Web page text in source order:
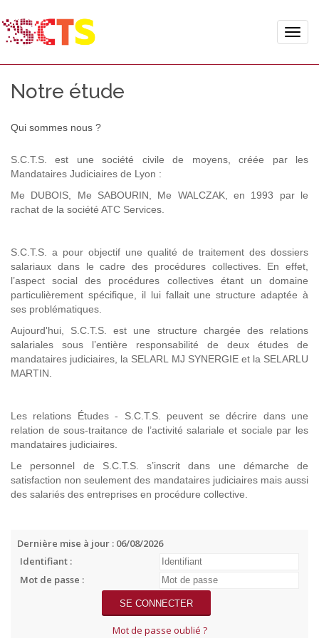
Toggle
Notre étude
Qui sommes nous ?
S.C.T.S. est une société civile de moyens, créée par les
Mandataires Judiciaires de Lyon :
Me DUBOIS, Me SABOURIN, Me WALCZAK, en 1993 par le
rachat de la société ATC Services.
S.C.T.S. a pour objectif une qualité de traitement des dossiers
salariaux dans le cadre des procédures collectives. En effet,
l’aspect social des procédures collectives étant un domaine
particulièrement spécifique, il lui fallait une structure adaptée à
ses problématiques.
Aujourd'hui, S.C.T.S. est une structure chargée des relations
salariales sous l’entière responsabilité de deux études de
mandataires judiciaires, la SELARL MJ SYNERGIE et la SELARLU
MARTIN.
Les relations Études - S.C.T.S. peuvent se décrire dans une
relation de sous-traitance de l’activité salariale et sociale par les
mandataires judiciaires.
Le personnel de S.C.T.S. s’inscrit dans une démarche de
satisfaction non seulement des mandataires judiciaires mais aussi
des salariés des entreprises en procédure collective.
Dernière mise à jour : 06/08/2026
Identifiant :
Mot de passe :
Mot de passe oublié ?